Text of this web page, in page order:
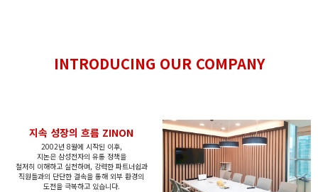
INTRODUCING OUR COMPANY
지속 성장의 흐름 ZINON
2002년 8월에 시작된 이후,
지논은 삼성전자의 유통 정책을
철저히 이해하고 실천하며, 강력한 파트너쉽과
직원들과의 단단한 결속을 통해 외부 환경의
도전을 극복하고 있습니다.